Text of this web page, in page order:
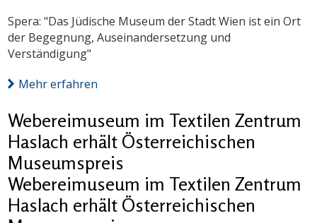
Spera: "Das Jüdische Museum der Stadt Wien ist ein Ort
der Begegnung, Auseinandersetzung und
Verständigung"
Mehr erfahren
Webereimuseum im Textilen Zentrum
Haslach erhält Österreichischen
Museumspreis
Webereimuseum im Textilen Zentrum
Haslach erhält Österreichischen